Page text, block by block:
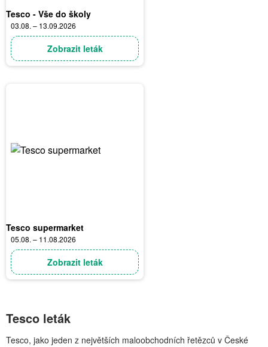
Tesco - Vše do školy
03.08. – 13.09.2026
Zobrazit leták
Tesco supermarket
05.08. – 11.08.2026
Zobrazit leták
Tesco leták
Tesco, jako jeden z největších maloobchodních řetězců v České